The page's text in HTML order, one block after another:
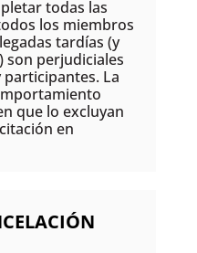
todas las
los miembros
tardías (y
son perjudiciales
La
que lo excluyan
en